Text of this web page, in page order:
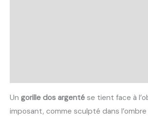
Un gorille dos argenté se tient face à
imposant, comme sculpté dans